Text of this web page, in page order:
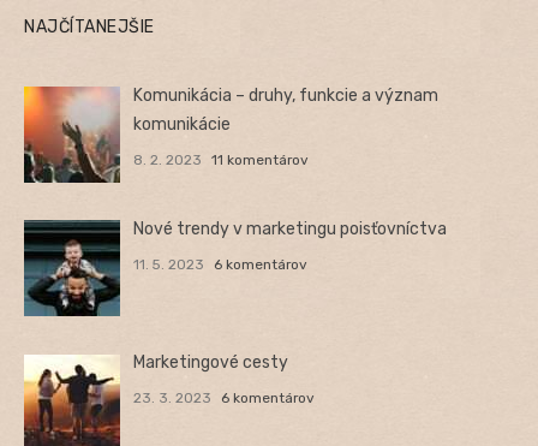
NAJČÍTANEJŠIE
Komunikácia – druhy, funkcie a význam
komunikácie
8. 2. 2023 11 komentárov
Nové trendy v marketingu poisťovníctva
11. 5. 2023 6 komentárov
Marketingové cesty
23. 3. 2023 6 komentárov